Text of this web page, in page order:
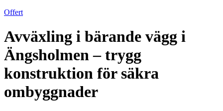
Offert
Avväxling i bärande vägg i
Ängsholmen – trygg
konstruktion för säkra
ombyggnader